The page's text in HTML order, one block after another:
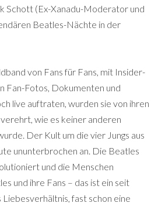
Schott (Ex-Xanadu-Moderator und
Beatles-Nächte in der
von Fans für Fans, mit Insider-
Fan-Fotos, Dokumenten und
live auftraten, wurden sie von ihren
wie es keiner anderen
Der Kult um die vier Jungs aus
ununterbrochen an. Die Beatles
und die Menschen
und ihre Fans – das ist ein seit
Liebesverhältnis, fast schon eine